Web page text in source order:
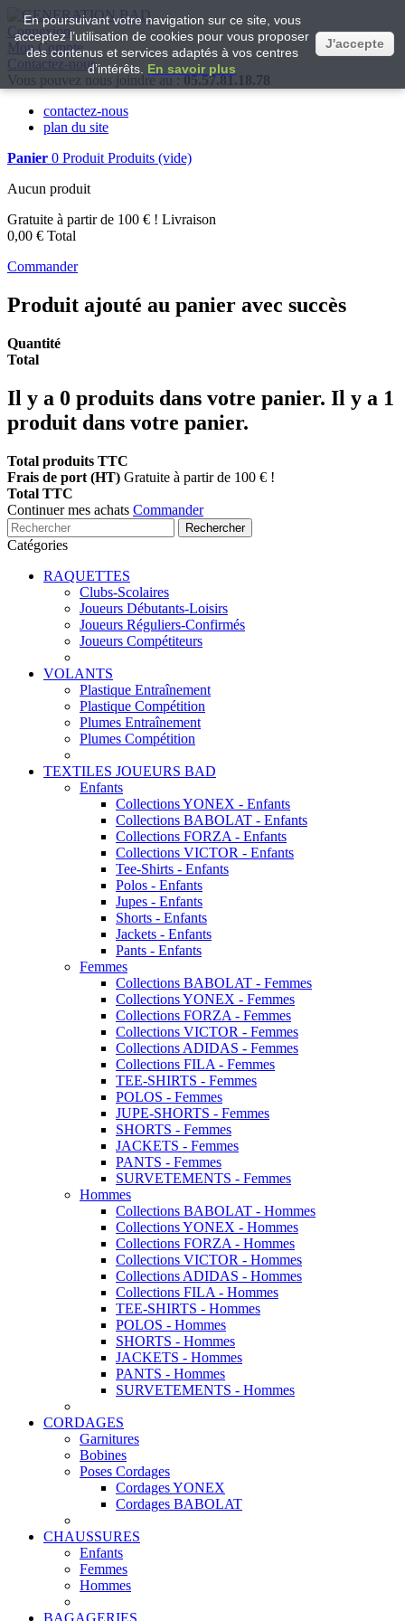
Connexion
Mon Compte
Contactez-nous
Vous pouvez nous joindre au :05.57.81.18.78
contactez-nous
plan du site
Panier 0 Produit Produits (vide)
Aucun produit
Gratuite à partir de 100 € ! Livraison
0,00 € Total
Commander
Produit ajouté au panier avec succès
Quantité
Total
Il y a 0 produits dans votre panier. Il y a 1
produit dans votre panier.
Total produits TTC
Frais de port (HT) Gratuite à partir de 100 € !
Total TTC
Continuer mes achats Commander
Rechercher
Catégories
RAQUETTES
Clubs-Scolaires
Joueurs Débutants-Loisirs
Joueurs Réguliers-Confirmés
Joueurs Compétiteurs
VOLANTS
Plastique Entraînement
Plastique Compétition
Plumes Entraînement
Plumes Compétition
TEXTILES JOUEURS BAD
Enfants
Collections YONEX - Enfants
Collections BABOLAT - Enfants
Collections FORZA - Enfants
Collections VICTOR - Enfants
Tee-Shirts - Enfants
Polos - Enfants
Jupes - Enfants
Shorts - Enfants
Jackets - Enfants
Pants - Enfants
Femmes
Collections BABOLAT - Femmes
Collections YONEX - Femmes
Collections FORZA - Femmes
Collections VICTOR - Femmes
Collections ADIDAS - Femmes
Collections FILA - Femmes
TEE-SHIRTS - Femmes
POLOS - Femmes
JUPE-SHORTS - Femmes
SHORTS - Femmes
JACKETS - Femmes
PANTS - Femmes
SURVETEMENTS - Femmes
Hommes
Collections BABOLAT - Hommes
Collections YONEX - Hommes
Collections FORZA - Hommes
Collections VICTOR - Hommes
Collections ADIDAS - Hommes
Collections FILA - Hommes
TEE-SHIRTS - Hommes
POLOS - Hommes
SHORTS - Hommes
JACKETS - Hommes
PANTS - Hommes
SURVETEMENTS - Hommes
CORDAGES
Garnitures
Bobines
Poses Cordages
Cordages YONEX
Cordages BABOLAT
CHAUSSURES
Enfants
Femmes
Hommes
BAGAGERIES
En poursuivant votre navigation sur ce site, vous
acceptez l’utilisation de cookies pour vous proposer
des contenus et services adaptés à vos centres
d’intérêts. En savoir plus
J'accepte